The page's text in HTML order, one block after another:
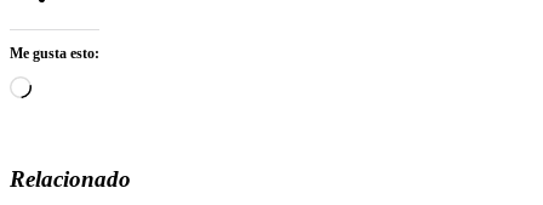
Me gusta esto:
Cargando...
Relacionado